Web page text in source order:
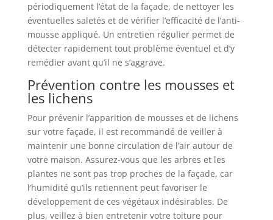
périodiquement l’état de la façade, de nettoyer les
éventuelles saletés et de vérifier l’efficacité de l’anti-
mousse appliqué. Un entretien régulier permet de
détecter rapidement tout problème éventuel et d’y
remédier avant qu’il ne s’aggrave.
Prévention contre les mousses et
les lichens
Pour prévenir l’apparition de mousses et de lichens
sur votre façade, il est recommandé de veiller à
maintenir une bonne circulation de l’air autour de
votre maison. Assurez-vous que les arbres et les
plantes ne sont pas trop proches de la façade, car
l’humidité qu’ils retiennent peut favoriser le
développement de ces végétaux indésirables. De
plus, veillez à bien entretenir votre toiture pour